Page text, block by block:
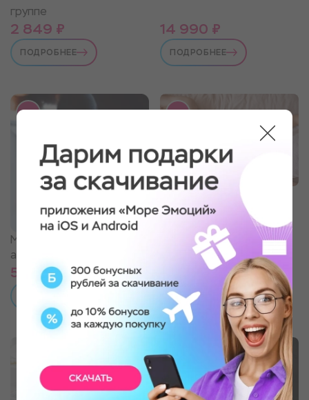
группе
2 849 ₽
ПОДРОБНЕЕ
14 990 ₽
ПОДРОБНЕЕ
Мастер-класс по латте-
арту на кофейной пенке
5 890 ₽
СПА-программа для
двоих
5 590 ₽
ПОДРОБНЕЕ